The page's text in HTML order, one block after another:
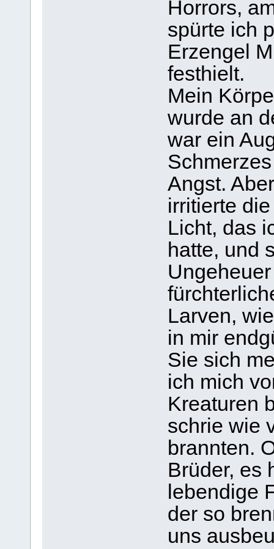
Horrors,
spürte ich
Erzengel
festhielt.
Mein
wurde an
war ein
Angst.
irritierte
Licht, das
hatte, und
Larven,
in mir
Sie sich
ich mich
Kreaturen
schrie wie
brannten.
Brüder, es
lebendige
der so
uns